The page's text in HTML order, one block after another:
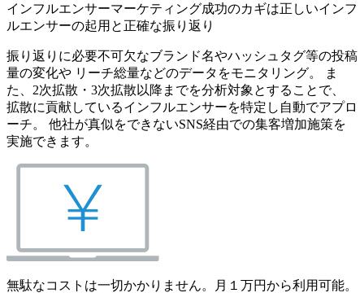
インフルエンサーマーケティング成功のカギは正しいインフ
ルエンサーの起用と正確な振り返り
振り返りに必要不可欠なブランド名やハッシュタグ等の投稿
量の変化や リーチ総量などのデータをモニタリング。 ま
た、2次拡散・3次拡散以降までを分析対象とすることで、
拡散に貢献しているインフルエンサーを特定し自動でアプロ
ーチ。 他社が真似をできないSNS経由での集客増加施策を
実施できます。
無駄なコストは一切かかりません。月１万円から利用可能。